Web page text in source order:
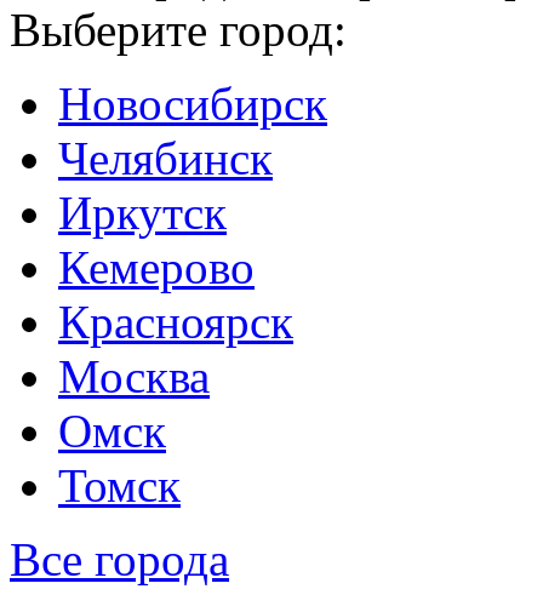
Выберите город:
Новосибирск
Челябинск
Иркутск
Кемерово
Красноярск
Москва
Омск
Томск
Все города